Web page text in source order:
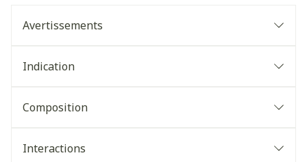
Avertissements
Indication
Composition
Interactions